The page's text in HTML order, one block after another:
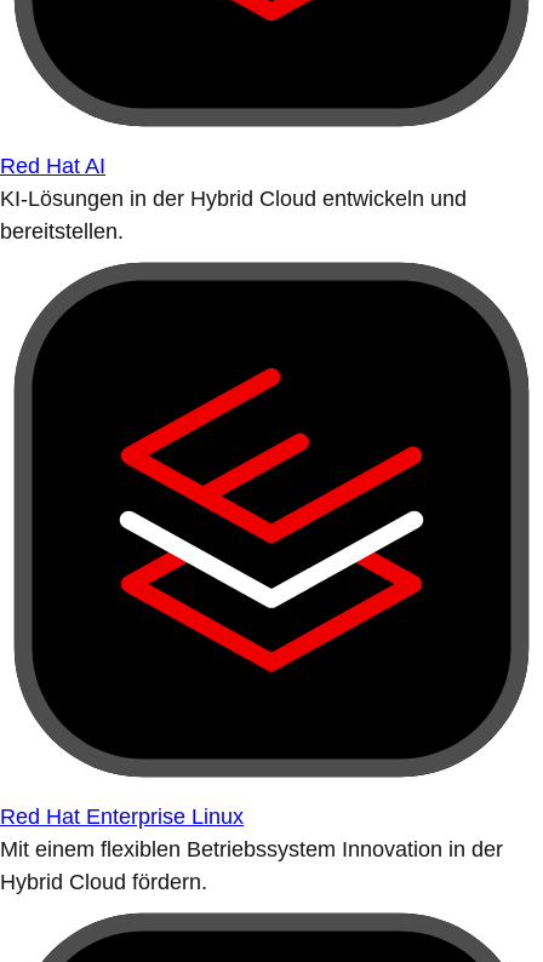
Red Hat AI
KI-Lösungen in der Hybrid Cloud entwickeln und
bereitstellen.
Red Hat Enterprise Linux
Mit einem flexiblen Betriebssystem Innovation in der
Hybrid Cloud fördern.